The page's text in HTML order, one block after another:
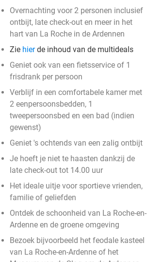
Overnachting voor 2 personen inclusief
ontbijt, late check-out en meer in het
hart van La Roche in de Ardennen
Zie hierde inhoud van de multideals
Geniet ook van een fietsservice of 1
frisdrank per persoon
Verblijf in een comfortabele kamer met
2 eenpersoonsbedden, 1
tweepersoonsbed en een bad (indien
gewenst)
Geniet 's ochtends van een zalig ontbijt
Je hoeft je niet te haasten dankzij de
late check-out tot 14.00 uur
Het ideale uitje voor sportieve vrienden,
familie of geliefden
Ontdek de schoonheid van La Roche-en-
Ardenne en de groene omgeving
Bezoek bijvoorbeeld het feodale kasteel
van La Roche-en-Ardenne of het